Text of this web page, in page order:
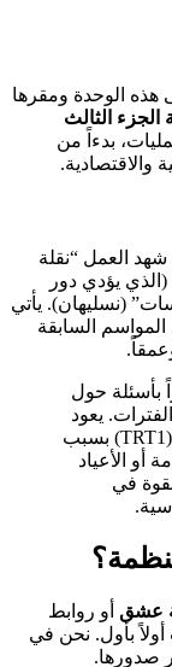
هذه الوحدة ومقرها
الجزء الثالث
بدءاً من
والاقتصادية.
شهد العمل “نقلة
يؤدي دور
(نسليهان). يأتي
السابقة
حول
يعود
السبب عادةً إلى تأجيلات القناة العارضة (TRT1) بسبب
أو الأعياد
في
عشق أو روابط
أولاً بأول. نحن في
صدورها.